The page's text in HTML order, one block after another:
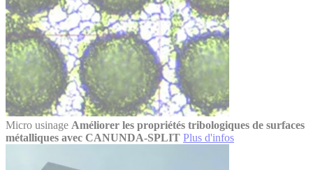
Micro usinage Améliorer les propriétés tribologiques de surfaces
métalliques avec CANUNDA-SPLIT Plus d'infos